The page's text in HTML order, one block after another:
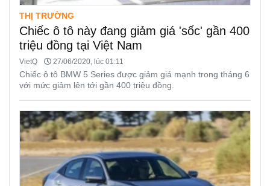
THỊ TRƯỜNG
Chiếc ô tô này đang giảm giá 'sốc' gần 400
triệu đồng tại Việt Nam
VietQ 27/06/2020, lúc 01:11
Chiếc ô tô BMW 5 Series được giảm giá mạnh trong tháng 6
với mức giảm lên tới gần 400 triệu đồng.